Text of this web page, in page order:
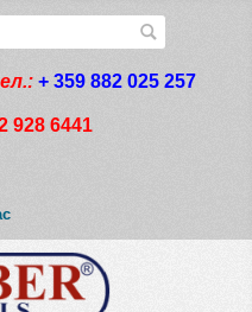
+ 359 882 025 257
928 6441